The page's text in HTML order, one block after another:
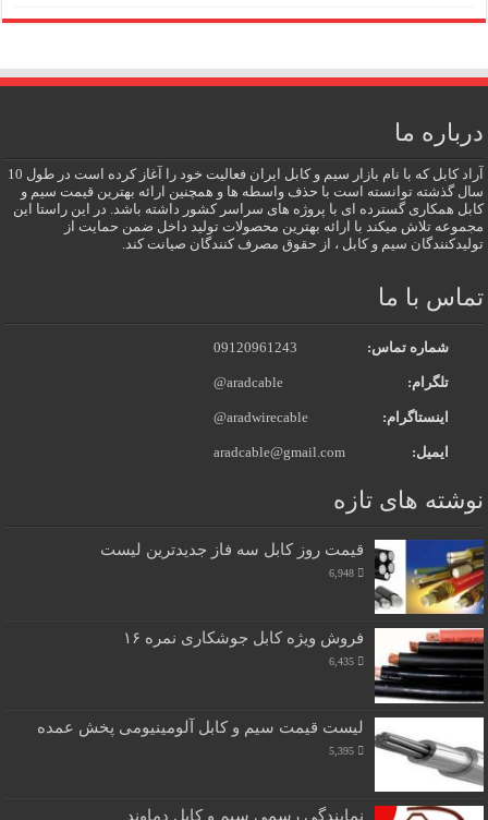
درباره ما
آراد کابل که با نام بازار سیم و کابل ایران فعالیت خود را آغاز کرده است در طول 10
سال گذشته توانسته است با حذف واسطه ها و همچنین ارائه بهترین قیمت سیم و
کابل همکاری گسترده ای با پروژه های سراسر کشور داشته باشد. در این راستا این
مجموعه تلاش میکند با ارائه بهترین محصولات تولید داخل ضمن حمایت از
تولیدکنندگان سیم و کابل ، از حقوق مصرف کنندگان صیانت کند.
تماس با ما
شماره تماس: 09120961243
تلگرام: @aradcable
اینستاگرام: @aradwirecable
ایمیل: aradcable@gmail.com
نوشته های تازه
قیمت روز کابل سه فاز جدیدترین لیست
6,948
فروش ویژه کابل جوشکاری نمره ۱۶
6,435
لیست قیمت سیم و کابل آلومینیومی پخش عمده
5,395
نمایندگی رسمی سیم و کابل دماوند